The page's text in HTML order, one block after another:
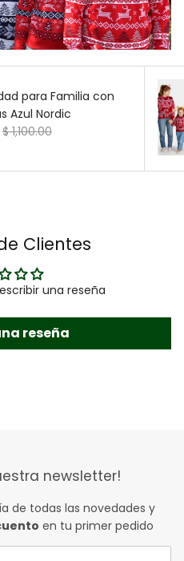
para Familia con
Azul Nordic
Precio normal
$ 1,100.00
Clientes
una reseña
reseña
newsletter!
de todas las novedades y
en tu primer pedido